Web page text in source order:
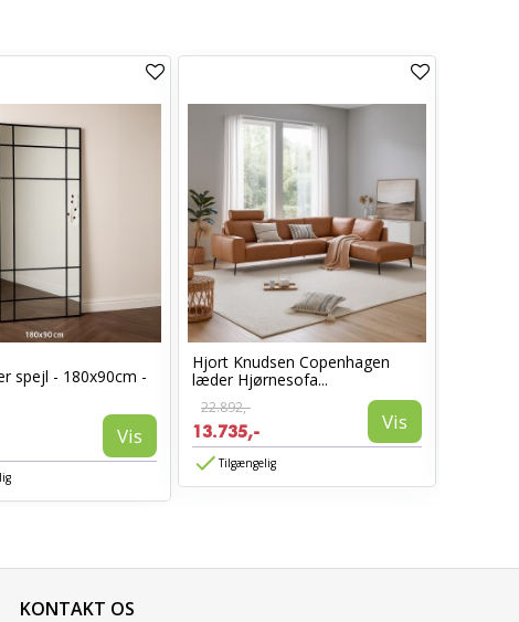
spejl - 180x90cm -
Vis
Hjort Knudsen Copenhagen
læder Hjørnesofa...
22.892,-
13.735,- Vis
Tilgængelig
KONTAKT OS